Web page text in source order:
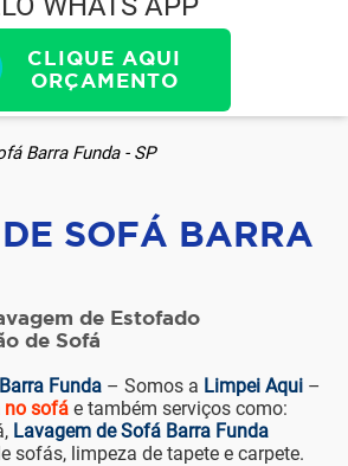
CLIQUE AQUI
ORÇAMENTO
Barra Funda - SP
SOFÁ BARRA
de Estofado
de Sofá
Funda– Somos a Limpei Aqui –
no sofáe também serviços como:
Lavagem de Sofá Barra Funda
sofás, limpeza de tapete e carpete.